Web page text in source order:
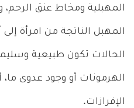
المهبلية ومخاط عنق الرحم،
المهبل الناتجة من امرأة
الحالات تكون طبيعية
الهرمونات أو وجود عدوى ما،
الإفرازات.